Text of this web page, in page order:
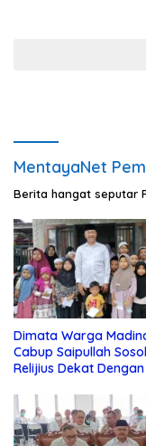
MentayaNet
Berita hangat seputar
Dimata Warga
Cabup Saipullah
Relijius Dekat